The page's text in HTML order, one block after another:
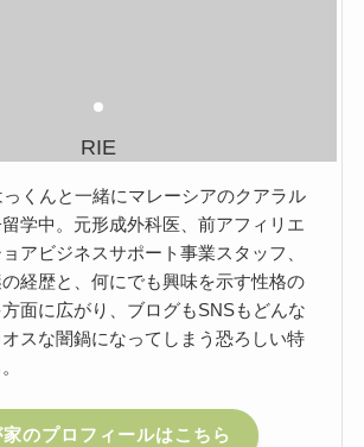
RIE
くんと一緒にマレーシアのクアラル
学中。元形成外科医、前アフィリエ
アビジネスサポート事業スタッフ、
経歴と、何にでも興味を示す性格の
面に広がり、ブログもSNSもどんな
スな闇鍋になってしまう恐ろしい特
のプロフィールはこちら